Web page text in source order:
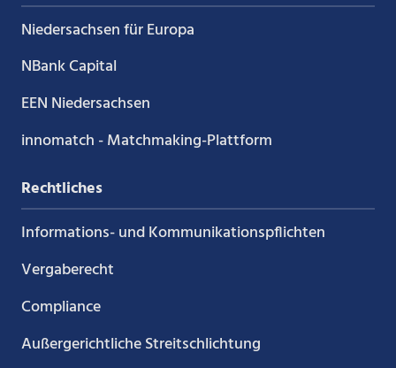
Niedersachsen für Europa
NBank Capital
EEN Niedersachsen
innomatch - Matchmaking-Plattform
Rechtliches
Informations- und Kommunikations­pflichten
Vergaberecht
Compliance
Außergerichtliche Streitschlichtung